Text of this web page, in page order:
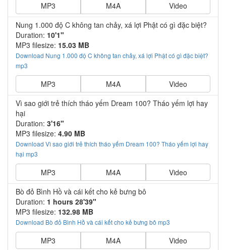
MP3 M4A
Video
Nung 1.000 độ C không tan chảy, xá lợi Phật có gì đặc biệt?
Duration: 10'1"
MP3 filesize: 15.03 MB
Download Nung 1.000 độ C không tan chảy, xá lợi Phật có gì đặc biệt?
mp3
MP3 M4A
Video
Vì sao giới trẻ thích tháo yếm Dream 100? Tháo yếm lợi hay
hại
Duration: 3'16"
MP3 filesize: 4.90 MB
Download Vì sao giới trẻ thích tháo yếm Dream 100? Tháo yếm lợi hay
hại mp3
MP3 M4A
Video
Bò đỏ Bình Hồ và cái kết cho kẻ bưng bô
Duration: 1 hours 28'39"
MP3 filesize: 132.98 MB
Download Bò đỏ Bình Hồ và cái kết cho kẻ bưng bô mp3
MP3 M4A
Video